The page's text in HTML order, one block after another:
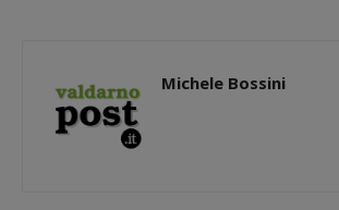
Michele Bossini